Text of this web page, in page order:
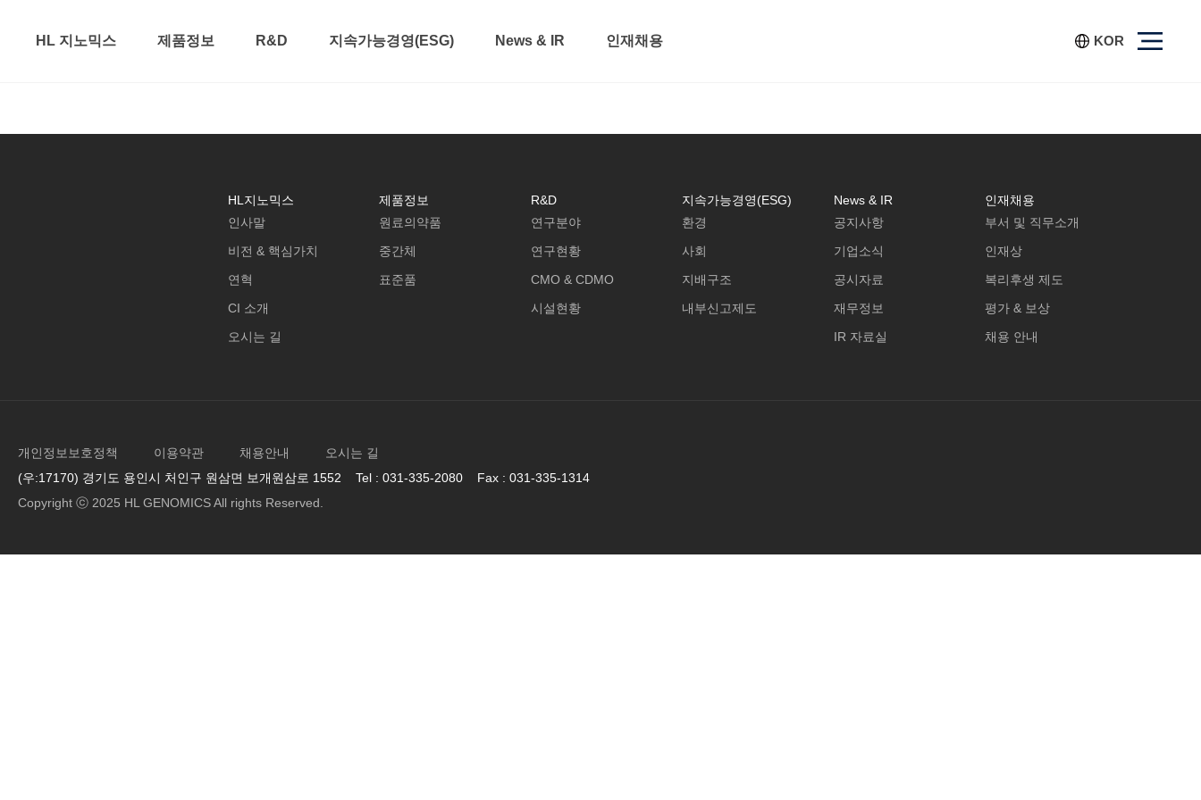
HL 지노믹스 제품정보 R&D 지속가능경영(ESG) News & IR 인재채용 KOR
HL지노믹스
인사말
비전 & 핵심가치
연혁
CI 소개
오시는 길
제품정보
원료의약품
중간체
표준품
R&D
연구분야
연구현황
CMO & CDMO
시설현황
지속가능경영(ESG)
환경
사회
지배구조
내부신고제도
News & IR
공지사항
기업소식
공시자료
재무정보
IR 자료실
인재채용
부서 및 직무소개
인재상
복리후생 제도
평가 & 보상
채용 안내
개인정보보호정책 이용약관 채용안내
오시는 길
(우:17170) 경기도 용인시 처인구 원삼면 보개원삼로 1552 Tel : 031-335-2080 Fax : 031-335-1314
Copyright ⓒ 2025 HL GENOMICS All rights Reserved.